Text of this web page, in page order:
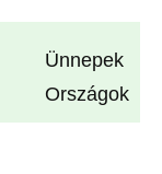
Ünnepek
Országok